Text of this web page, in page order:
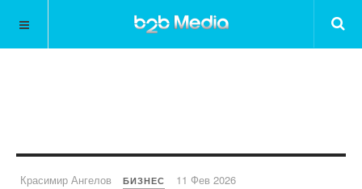
Красимир Ангелов БИЗНЕС 11 Фев 2026